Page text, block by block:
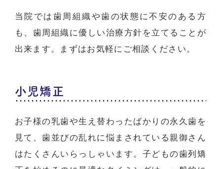
当院では歯周組織や歯の状態に不安のある方
も、歯周組織に優しい治療方針を立てることが
出来ます。まずはお気軽にご相談ください。
小児矯正
お子様の乳歯や生え替わったばかりの永久歯を
見て、歯並びの乱れに悩まされている親御さん
はたくさんいらっしゃいます。子どもの歯列矯